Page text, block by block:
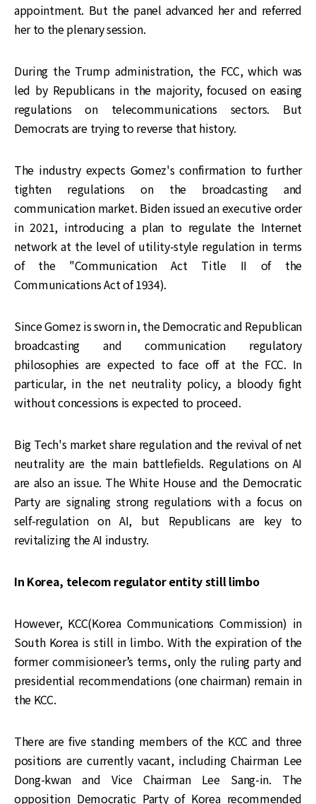
appointment. But the panel advanced her and referred
her to the plenary session.
During the Trump administration, the FCC, which was
led by Republicans in the majority, focused on easing
regulations on telecommunications sectors. But
Democrats are trying to reverse that history.
The industry expects Gomez's confirmation to further
tighten regulations on the broadcasting and
communication market. Biden issued an executive order
in 2021, introducing a plan to regulate the Internet
network at the level of utility-style regulation in terms
of the "Communication Act Title II of the
Communications Act of 1934).
Since Gomez is sworn in, the Democratic and Republican
broadcasting and communication regulatory
philosophies are expected to face off at the FCC. In
particular, in the net neutrality policy, a bloody fight
without concessions is expected to proceed.
Big Tech's market share regulation and the revival of net
neutrality are the main battlefields. Regulations on AI
are also an issue. The White House and the Democratic
Party are signaling strong regulations with a focus on
self-regulation on AI, but Republicans are key to
revitalizing the AI industry.
In Korea, telecom regulator entity still limbo
However, KCC(Korea Communications Commission) in
South Korea is still in limbo. With the expiration of the
former commisioneer’s terms, only the ruling party and
presidential recommendations (one chairman) remain in
the KCC.
There are five standing members of the KCC and three
positions are currently vacant, including Chairman Lee
Dong-kwan and Vice Chairman Lee Sang-in. The
opposition Democratic Party of Korea recommended